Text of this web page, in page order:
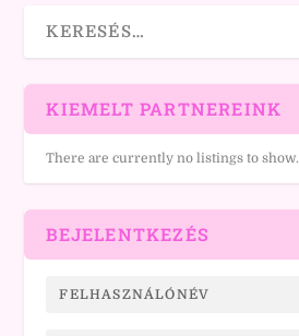
KIEMELT PARTNEREINK
There are currently no listings to show.
BEJELENTKEZÉS